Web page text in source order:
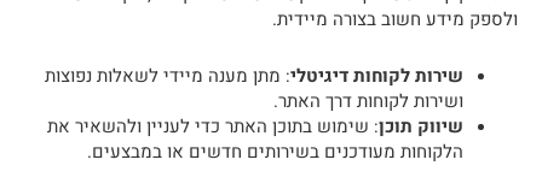
ולספק מידע חשוב בצורה מיידית.
שירות לקוחות דיגיטלי: מתן מענה מיידי לשאלות נפוצות
ושירות לקוחות דרך האתר.
שיווק תוכן: שימוש בתוכן האתר כדי לעניין ולהשאיר את
הלקוחות מעודכנים בשירותים חדשים או במבצעים.